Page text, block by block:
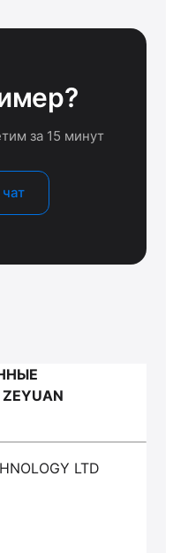
за 15 минут
LTD